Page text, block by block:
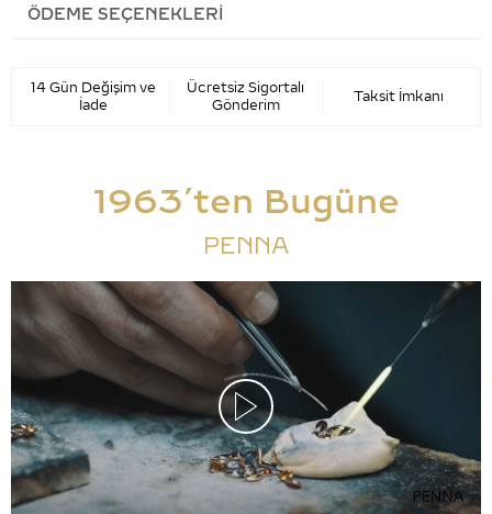
ÖDEME SEÇENEKLERI
14 Gün Değişim ve
İade
Ücretsiz Sigortalı
Gönderim
Taksit İmkanı
1963’ten Bugüne
PENNA